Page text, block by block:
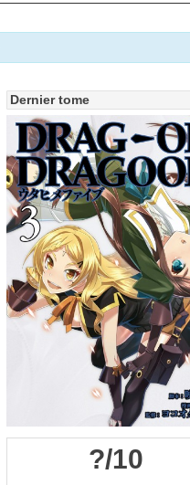
Dernier tome
?/10